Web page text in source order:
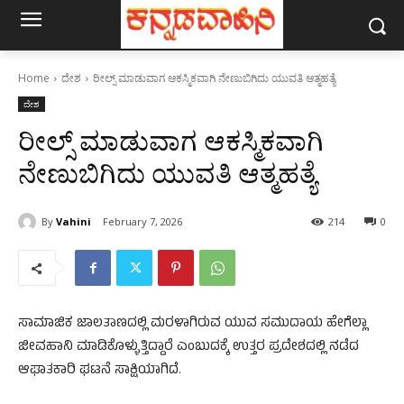
Home ದೇಶ ರೀಲ್ಸ್ ಮಾಡುವಾಗ ಆಕಸ್ಮಿಕವಾಗಿ ನೇಣುಬಿಗಿದು ಯುವತಿ ಆತ್ಮಹತ್ಯೆ
ದೇಶ
ರೀಲ್ಸ್ ಮಾಡುವಾಗ ಆಕಸ್ಮಿಕವಾಗಿ
ನೇಣುಬಿಗಿದು ಯುವತಿ ಆತ್ಮಹತ್ಯೆ
By Vahini February 7, 2026 0
214
ಸಾಮಾಜಿಕ ಜಾಲತಾಣದಲ್ಲಿ ಮರಳಾಗಿರುವ ಯುವ ಸಮುದಾಯ ಹೇಗೆಲ್ಲಾ
ಜೀವಹಾನಿ ಮಾಡಿಕೊಳ್ಳುತ್ತಿದ್ದಾರೆ ಎಂಬುದಕ್ಕೆ ಉತ್ತರ ಪ್ರದೇಶದಲ್ಲಿ ನಡೆದ
ಆಘಾತಕಾರಿ ಘಟನೆ ಸಾಕ್ಷಿಯಾಗಿದೆ.